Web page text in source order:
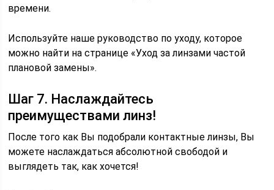
времени.
Используйте наше руководство по уходу, которое
можно найти на странице «Уход за линзами частой
плановой замены».
Шаг 7. Наслаждайтесь
преимуществами линз!
После того как Вы подобрали контактные линзы, Вы
можете наслаждаться абсолютной свободой и
выглядеть так, как хочется!